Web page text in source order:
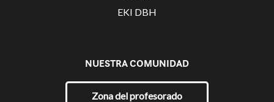
EKI DBH
NUESTRA COMUNIDAD
Zona del profesorado